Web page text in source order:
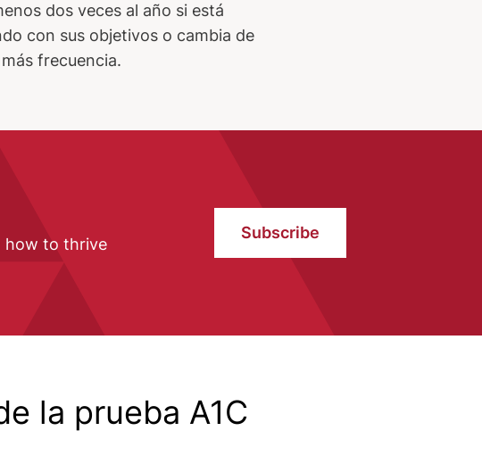
dos veces al año si está
con sus objetivos o cambia de
frecuencia.
how to thrive
Subscribe
la prueba A1C